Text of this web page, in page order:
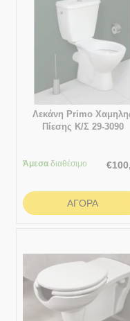
Λεκάνη Primo
Πίεσης Κ/Σ 29-3090
Άμεσα διαθέσιμο €
ΑΓΟΡΆ